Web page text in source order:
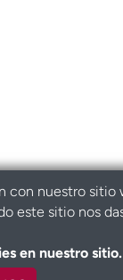
con nuestro sitio
este sitio nos
en nuestro sitio.